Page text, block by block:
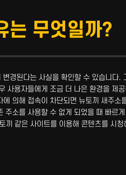
는 무엇일까?
경된다는 사실을 확인할 수 있습니
용자들에게 조금 더 나은 환경을 제
의해 접속이 차단되면 뉴토끼 새주
소를 사용할 수 없게 되었을 때 빠르
같은 사이트를 이용해 콘텐츠를 시